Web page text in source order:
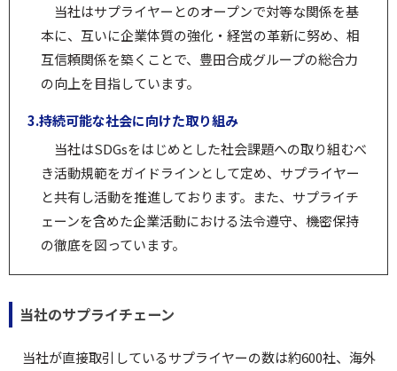
当社はサプライヤーとのオープンで対等な関係を基
本に、互いに企業体質の強化・経営の革新に努め、相
互信頼関係を築くことで、豊田合成グループの総合力
の向上を目指しています。
3.持続可能な社会に向けた取り組み
当社はSDGsをはじめとした社会課題への取り組むべ
き活動規範をガイドラインとして定め、サプライヤー
と共有し活動を推進しております。また、サプライチ
ェーンを含めた企業活動における法令遵守、機密保持
の徹底を図っています。
当社のサプライチェーン
当社が直接取引しているサプライヤーの数は約600社、海外